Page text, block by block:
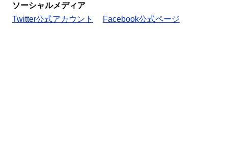
ソーシャルメディア
Twitter公式アカウント
Facebook公式ページ